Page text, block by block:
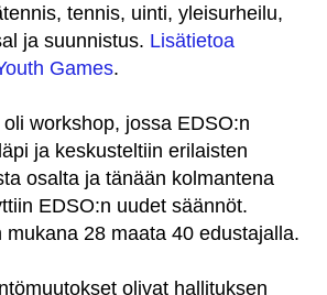
tennis, uinti, yleisurheilu,
ja suunnistus. Lisätietoa
Games.
workshop, jossa EDSO:n
ja keskusteltiin erilaisten
osalta ja tänään kolmantena
EDSO:n uudet säännöt.
mukana 28 maata 40 edustajalla.
olivat hallituksen